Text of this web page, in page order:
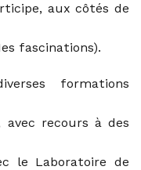
aux côtés de
fascinations).
formations
recours à des
le Laboratoire de